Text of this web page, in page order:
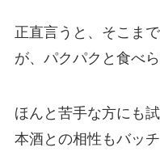
正直言うと、そこま
が、パクパクと食べ
ほんと苦手な方にも
本酒との相性もバッチ